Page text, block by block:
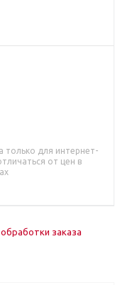
только для интернет-
от цен в
заказа